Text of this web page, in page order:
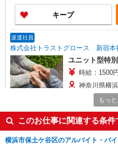
キープ
派遣社員
株式会社トラストグロース 新宿
ユニット型特
時給：1500
神奈川県横
職業紹介
株式会社kotrio /●YK-S-2096957
もっ
このお仕事に関連する条件
横浜市保土ケ谷区のアルバイト・バ